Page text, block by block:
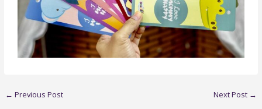
← Previous Post Next Post →